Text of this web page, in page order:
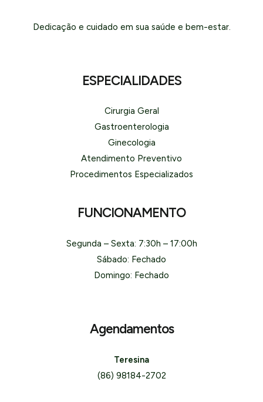
Dedicação e cuidado em sua saúde e bem-estar.
ESPECIALIDADES
Cirurgia Geral
Gastroenterologia
Ginecologia
Atendimento Preventivo
Procedimentos Especializados
FUNCIONAMENTO
Segunda – Sexta: 7:30h – 17:00h
Sábado: Fechado
Domingo: Fechado
Agendamentos
Teresina
(86) 98184-2702